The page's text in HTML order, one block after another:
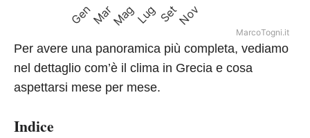
GenMarMagLug SetNov
MarcoTogni.it
Per avere una panoramica più completa, vediamo
nel dettaglio com’è il clima in Grecia e cosa
aspettarsi mese per mese.
Indice